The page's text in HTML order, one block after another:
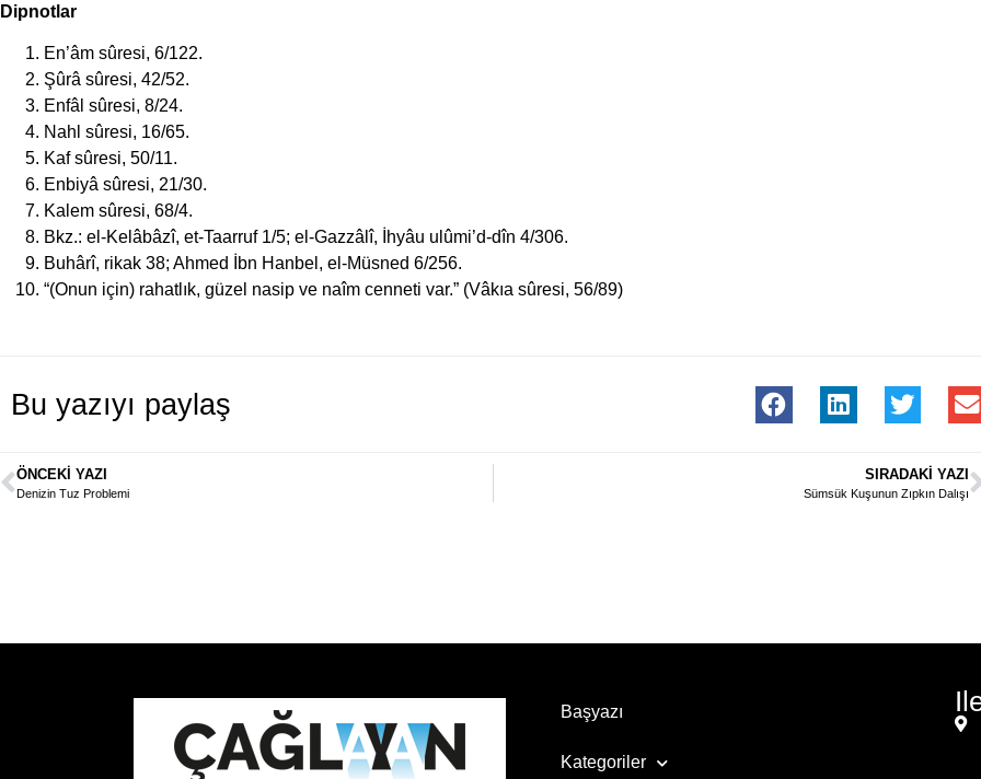
Dipnotlar
En’âm sûresi, 6/122.
Şûrâ sûresi, 42/52.
Enfâl sûresi, 8/24.
Nahl sûresi, 16/65.
Kaf sûresi, 50/11.
Enbiyâ sûresi, 21/30.
Kalem sûresi, 68/4.
Bkz.: el-Kelâbâzî, et-Taarruf 1/5; el-Gazzâlî, İhyâu ulûmi’d-dîn 4/306.
Buhârî, rikak 38; Ahmed İbn Hanbel, el-Müsned 6/256.
“(Onun için) rahatlık, güzel nasip ve naîm cenneti var.” (Vâkıa sûresi, 56/89)
Bu yazıyı paylaş
ÖNCEKI YAZI
Denizin Tuz Problemi
SIRADAKI YAZI
Sümsük Kuşunun Zıpkın Dalışı
Başyazı
Kategoriler